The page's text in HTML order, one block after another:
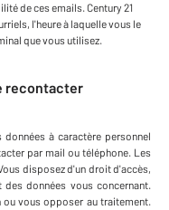
de ces emails. Century 21
l'heure à laquelle vous le
que vous utilisez.
recontacter
données à caractère personnel
par mail ou téléphone. Les
disposez d'un droit d'accès,
données vous concernant.
vous opposer au traitement.